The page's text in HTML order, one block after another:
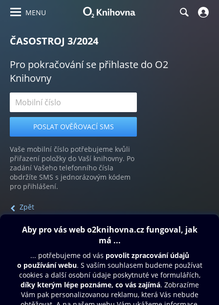
MENU
ČASOSTROJ 3/2024
Pro pokračování se přihlaste do O2
Knihovny
Vaše mobilní číslo potřebujeme kvůli
přiřazení položky do Vaší knihovny. Po
zadání Vašeho telefonního čísla
obdržíte SMS s jednorázovým kódem
pro přihlášení.
Zpět
Obsah ke stažení
Moje O2 Knihovna
Další zábava